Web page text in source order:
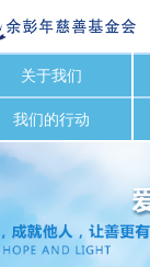
关于我们
我们的行动